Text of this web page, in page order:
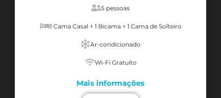
5 pessoas
1 Cama Casal + 1 Bicama + 1 Cama de Solteiro
Ar-condicionado
Wi-Fi Gratuíto
Mais informações